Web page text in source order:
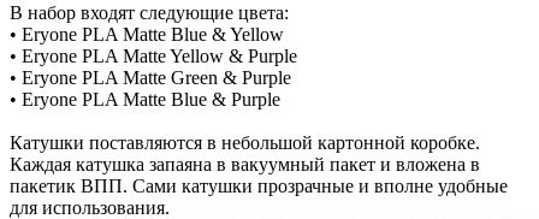
В набор входят следующие цвета:
• Eryone PLA Matte Blue & Yellow
• Eryone PLA Matte Yellow & Purple
• Eryone PLA Matte Green & Purple
• Eryone PLA Matte Blue & Purple
Катушки поставляются в небольшой картонной коробке.
Каждая катушка запаяна в вакуумный пакет и вложена в
пакетик ВПП. Сами катушки прозрачные и вполне удобные
для использования.